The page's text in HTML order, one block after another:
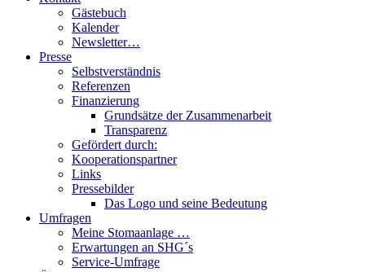
Gästebuch
Kalender
Newsletter…
Presse
Selbstverständnis
Referenzen
Finanzierung
Grundsätze der Zusammenarbeit
Transparenz
Gefördert durch:
Kooperationspartner
Links
Pressebilder
Das Logo und seine Bedeutung
Umfragen
Meine Stomaanlage …
Erwartungen an SHG´s
Service-Umfrage